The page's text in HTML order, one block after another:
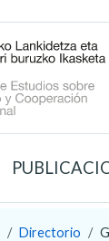
Directorio